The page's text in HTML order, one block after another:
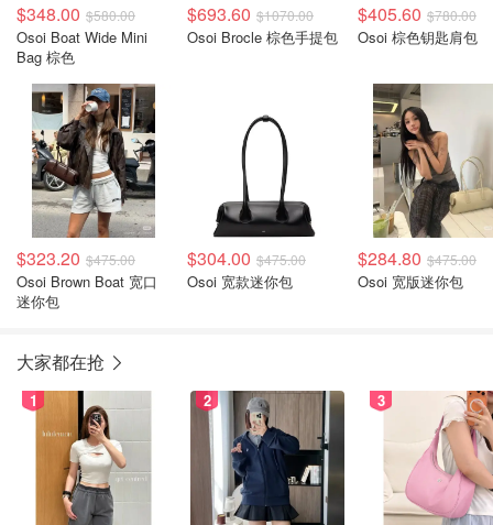
$348.00 $580.00
Osoi Boat Wide Mini
Bag 棕色
$693.60 $1070.00
Osoi Brocle 棕色手提包
$405.60 $780.00
Osoi 棕色钥匙肩包
$323.20 $475.00
Osoi Brown Boat 宽口
迷你包
$304.00 $475.00
Osoi 宽款迷你包
$284.80 $475.00
Osoi 宽版迷你包
大家都在抢
1 2 3